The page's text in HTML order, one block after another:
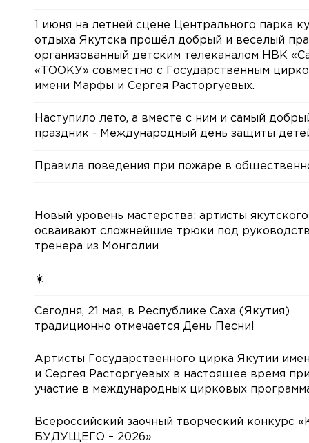
1 июня на летней сцене Центрального парка
отдыха Якутска прошёл добрый и веселый
организованный детским телеканалом НВК
«ТООКУ» совместно с Государственным
имени Марфы и Сергея Расторгуевых.
Наступило лето, а вместе с ним и самый
праздник - Международный день защиты
Правила поведения при пожаре в
Новый уровень мастерства: артисты
осваивают сложнейшие трюки под
тренера из Монголии
☀️
Сегодня, 21 мая, в Республике Саха (Якутия)
традиционно отмечается День Песни!
Артисты Государственного цирка Якутии
и Сергея Расторгуевых в настоящее время
участие в международных цирковых
Всероссийский заочный творческий конкурс
БУДУЩЕГО – 2026»